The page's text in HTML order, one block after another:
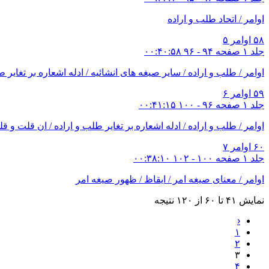
نهاية الوصول فى شرح كفاية الاصول، شيخ مصطفى
نهاية النهاية فى شرح الكفاية، ميرزا على بن عبدالحسين بن
نهاية المأمول فى شرح كفاية الاصول، شيخ محمد على اجتهادى؛
الهداية فى شرح الكفاية، شيخ عبدالحسين بن محمّد تقى آل شيخ
منبع: ویکی نور
اوامر / اتحاد طلب و اراده
۵۸ اوامر ۵
جلد ۱ صفحه ۹۴ - ۹۶
۰۰:۴۰:۵۸
اوامر / طلب و اراده / سایر صیغه های انشائیه / ادله اشعاره بر تغایر
۵۹ اوامر ۶
جلد ۱ صفحه ۹۶ - ۱۰۰
۰۰:۴۱:۱۵
اوامر / طلب و اراده / ادله اشعاره بر تغایر طلب و اراده / ان قلت و
۶۰
اوامر ۷
جلد ۱ صفحه ۱۰۰ - ۱۰۲
۰۰:۳۸:۱۰
اوامر / معنای صیغه امر / ایقاظ / ظهور صیغه امر
نمایش ۴۱ تا ۶۰ از ۱۲۰ نتیجه
‹
۱
۲
۳
۴